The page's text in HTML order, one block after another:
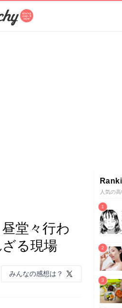
堂々行わ
る現場
みんなの感想は？
人気の